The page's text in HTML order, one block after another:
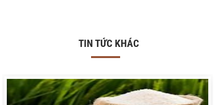
TIN TỨC KHÁC